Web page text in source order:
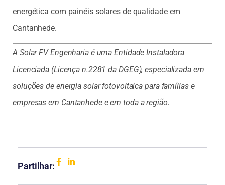
energética com painéis solares de qualidade em
Cantanhede.
A Solar FV Engenharia é uma Entidade Instaladora
Licenciada (Licença n.2281 da DGEG), especializada em
soluções de energia solar fotovoltaica para famílias e
empresas em Cantanhede e em toda a região.
Partilhar: